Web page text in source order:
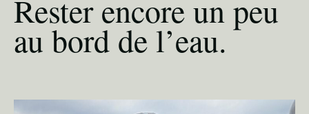
Rester encore un peu
au bord de l’eau.